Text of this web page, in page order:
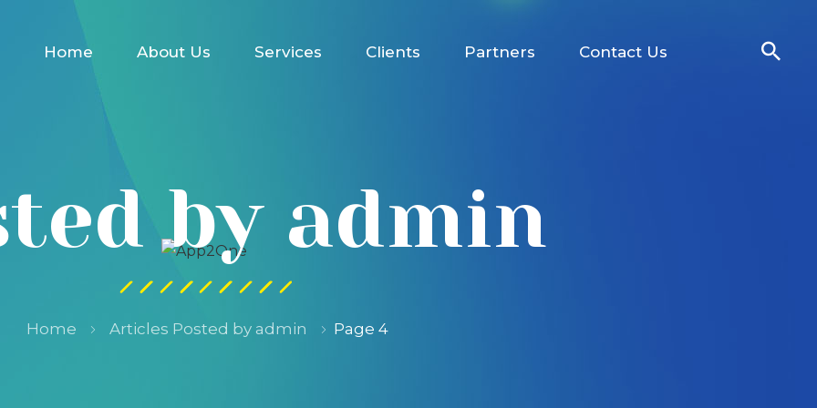
Home About Us Services Clients Partners Contact Us
by admin
Home Articles Posted by admin Page 4